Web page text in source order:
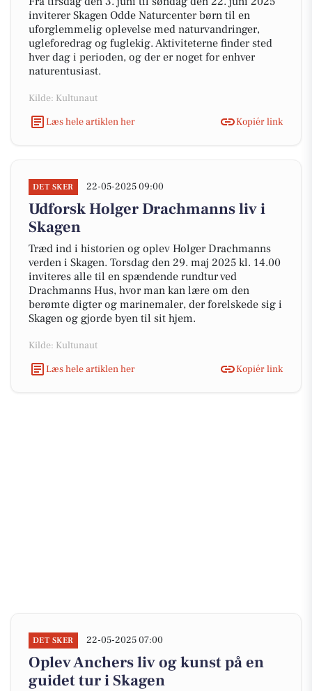
inviterer Skagen Odde Naturcenter børn til en
uforglemmelig oplevelse med naturvandringer,
ugleforedrag og fuglekig. Aktiviteterne finder sted
hver dag i perioden, og der er noget for enhver
naturentusiast.
Kilde: Kultunaut
Læs hele artiklen her
Kopiér link
DET SKER 22-05-2025 09:00
Udforsk Holger Drachmanns liv i
Skagen
Træd ind i historien og oplev Holger Drachmanns
verden i Skagen. Torsdag den 29. maj 2025 kl. 14.00
inviteres alle til en spændende rundtur ved
Drachmanns Hus, hvor man kan lære om den
berømte digter og marinemaler, der forelskede sig i
Skagen og gjorde byen til sit hjem.
Kilde: Kultunaut
Læs hele artiklen her
Kopiér link
DET SKER 22-05-2025 07:00
Oplev Anchers liv og kunst på en
guidet tur i Skagen